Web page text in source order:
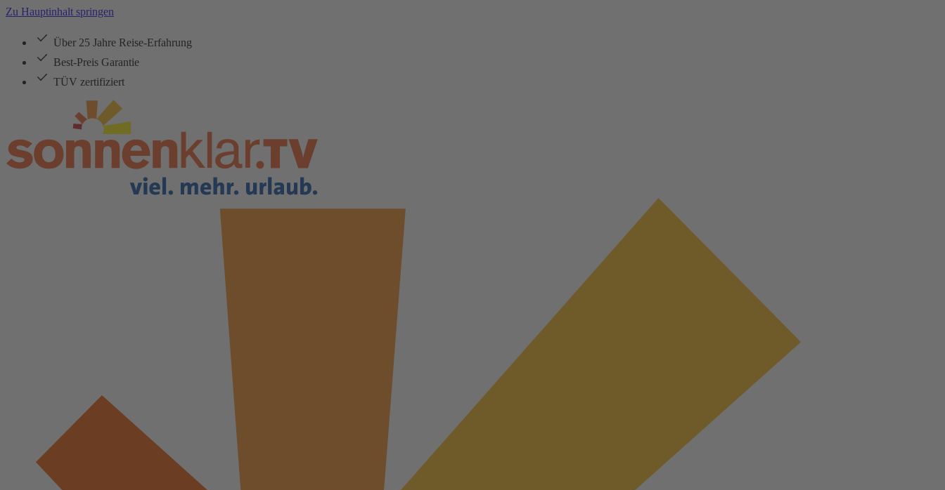
Zu Hauptinhalt springen
Über 25 Jahre Reise-Erfahrung
Best-Preis Garantie
TÜV zertifiziert